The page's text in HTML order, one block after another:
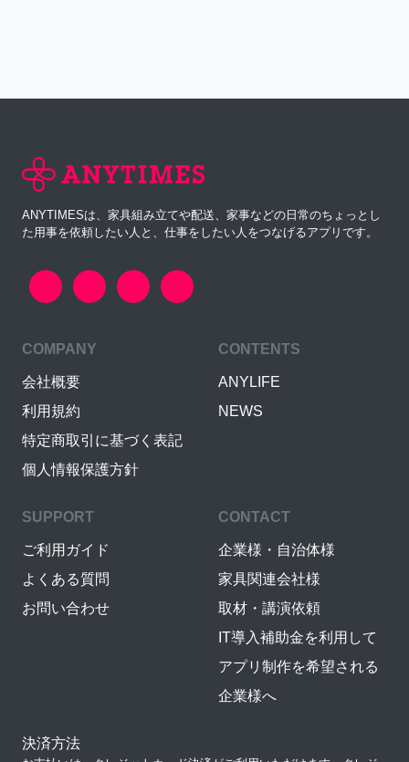
ANYTIMESは、家具組み立てや配送、家事などの日常のちょっとし
た用事を依頼したい人と、仕事をしたい人をつなげるアプリです。
COMPANY
会社概要
利用規約
特定商取引に基づく表記
個人情報保護方針
CONTENTS
ANYLIFE
NEWS
SUPPORT
ご利用ガイド
よくある質問
お問い合わせ
CONTACT
企業様・自治体様
家具関連会社様
取材・講演依頼
IT導入補助金を利用して
アプリ制作を希望される
企業様へ
決済方法